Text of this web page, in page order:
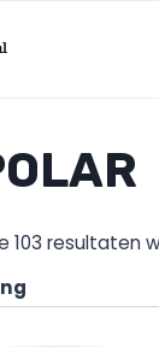
103 resultaten